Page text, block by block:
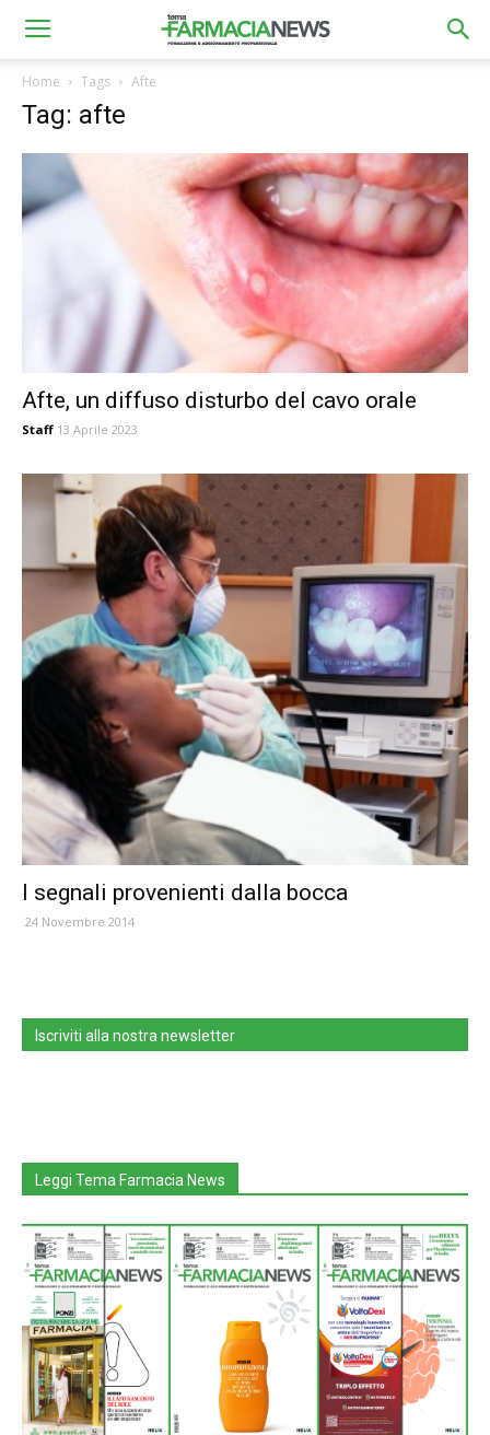
Home Tags Afte
Tag: afte
Afte, un diffuso disturbo del cavo orale
Staff 13 Aprile 2023
I segnali provenienti dalla bocca
24 Novembre 2014
Iscriviti alla nostra newsletter
Leggi Tema Farmacia News